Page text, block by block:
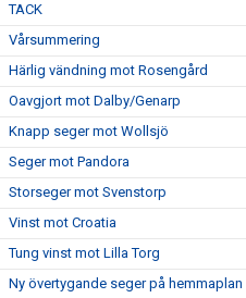
TACK
Vårsummering
Härlig vändning mot Rosengård
Oavgjort mot Dalby/Genarp
Knapp seger mot Wollsjö
Seger mot Pandora
Storseger mot Svenstorp
Vinst mot Croatia
Tung vinst mot Lilla Torg
Ny övertygande seger på hemmaplan